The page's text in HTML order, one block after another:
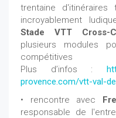
trentaine
incroyablement
Stade VTT Cross-
plusieurs modules
compétitives
Plus d’infos :
provence.com/vtt-val-
• rencontre avec
responsable de